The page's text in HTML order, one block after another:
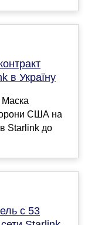
в Україну
Маска
США на
Starlink до
с 53